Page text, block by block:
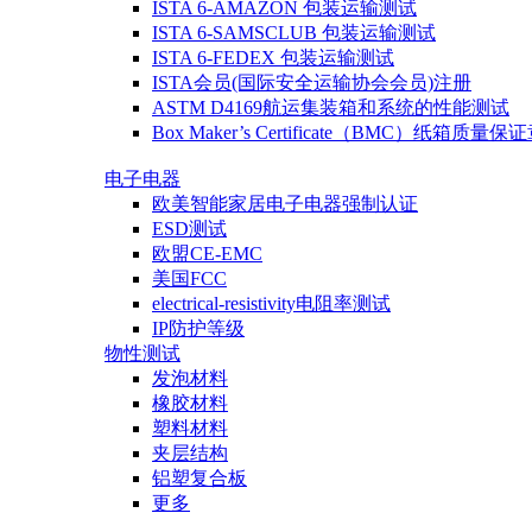
ISTA 6-AMAZON 包装运输测试
ISTA 6-SAMSCLUB 包装运输测试
ISTA 6-FEDEX 包装运输测试
ISTA会员(国际安全运输协会会员)注册
ASTM D4169航运集装箱和系统的性能测试
Box Maker’s Certificate（BMC）纸箱质量保证
电子电器
欧美智能家居电子电器强制认证
ESD测试
欧盟CE-EMC
美国FCC
electrical-resistivity电阻率测试
IP防护等级
物性测试
发泡材料
橡胶材料
塑料材料
夹层结构
铝塑复合板
更多